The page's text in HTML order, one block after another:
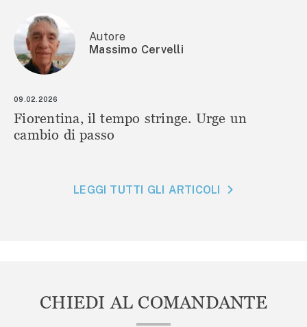
Autore
Massimo Cervelli
09.02.2026
Fiorentina, il tempo stringe. Urge un
cambio di passo
LEGGI TUTTI GLI ARTICOLI
CHIEDI AL COMANDANTE